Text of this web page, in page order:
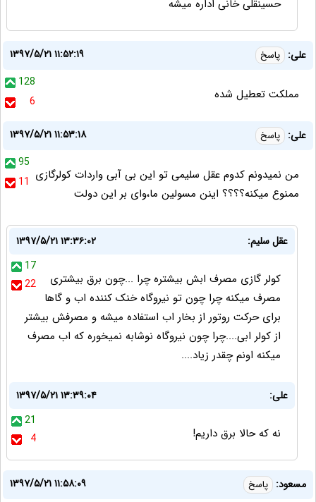
حسینقلی خانی اداره میشه
علی: پاسخ
۱۳۹۷/۵/۲۱ ۱۱:۵۲:۱۹
128
6
مملکت تعطیل شده
علی: پاسخ
۱۳۹۷/۵/۲۱ ۱۱:۵۳:۱۸
95
11 من نمیدونم کدوم عقل سلیمی تو این بی آبی واردات کولرگازی
ممنوع میکنه؟؟؟؟ اینن مسولین ما،وای بر این دولت
عقل سلیم:
۱۳۹۷/۵/۲۱ ۱۳:۳۶:۰۲
17
22
کولر گازی مصرف ابش بیشتره چرا ...چون برق بیشتری
مصرف میکنه چرا چون تو نیروگاه خنک کننده اب و گاها
برای حرکت روتور از بخار اب استفاده میشه و مصرفش بیشتر
از کولر ابی....چرا چون نیروگاه نوشابه نمیخوره که اب مصرف
میکنه اونم چقدر زیاد....
علی:
۱۳۹۷/۵/۲۱ ۱۳:۳۹:۰۴
21
4
نه که حالا برق داریم!
مسعود: پاسخ
۱۳۹۷/۵/۲۱ ۱۱:۵۸:۰۹